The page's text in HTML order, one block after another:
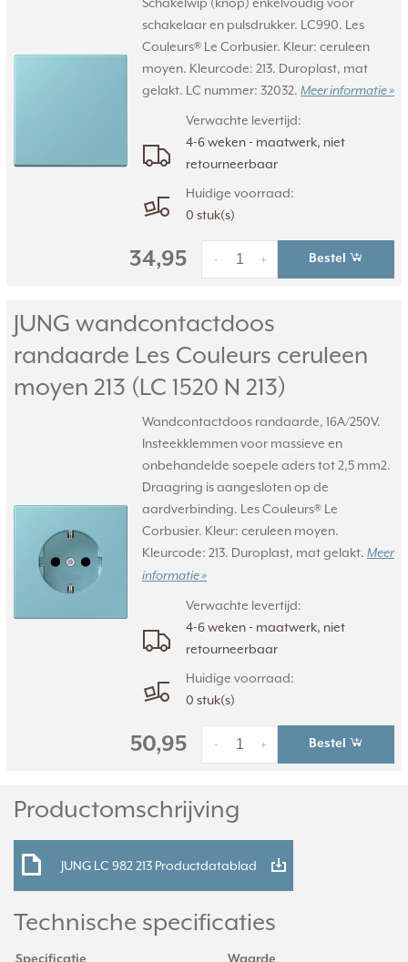
schakelaar en pulsdrukker. LC990. Les
Couleurs® Le Corbusier. Kleur: ceruleen
moyen. Kleurcode: 213. Duroplast, mat
gelakt. LC nummer: 32032. Meer informatie »
Verwachte levertijd:
4-6 weken - maatwerk, niet
retourneerbaar
Huidige voorraad:
0 stuk(s)
34,95 +
- Bestel
JUNG wandcontactdoos
randaarde Les Couleurs ceruleen
moyen 213 (LC 1520 N 213)
Wandcontactdoos randaarde, 16A/250V.
Insteekklemmen voor massieve en
onbehandelde soepele aders tot 2,5 mm2.
Draagring is aangesloten op de
aardverbinding. Les Couleurs® Le
Corbusier. Kleur: ceruleen moyen.
Kleurcode: 213. Duroplast, mat gelakt. Meer
informatie »
Verwachte levertijd:
4-6 weken - maatwerk, niet
retourneerbaar
Huidige voorraad:
0 stuk(s)
50,95 +
- Bestel
Productomschrijving
JUNG LC 982 213 Productdatablad
Technische specificaties